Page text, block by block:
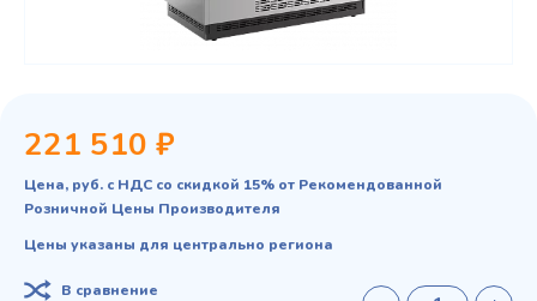
221 510 ₽
Цена, руб. с НДС со скидкой 15% от Рекомендованной
Розничной Цены Производителя
Цены указаны для центрально региона
В сравнение